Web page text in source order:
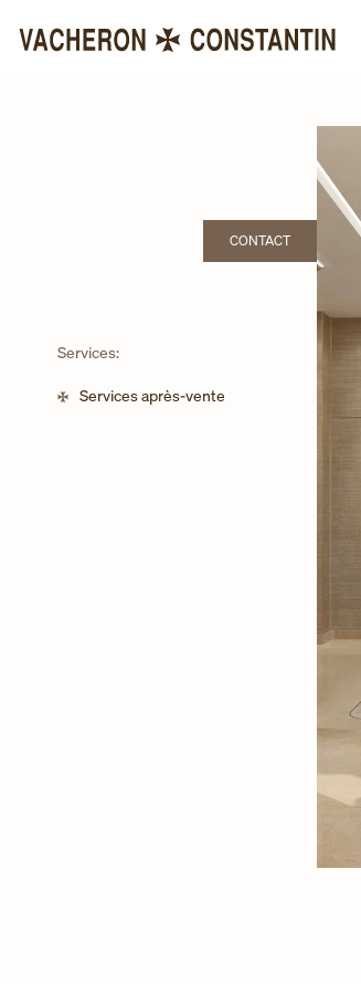
CONTACTLINK OPENS IN
Services:
Services après-vente